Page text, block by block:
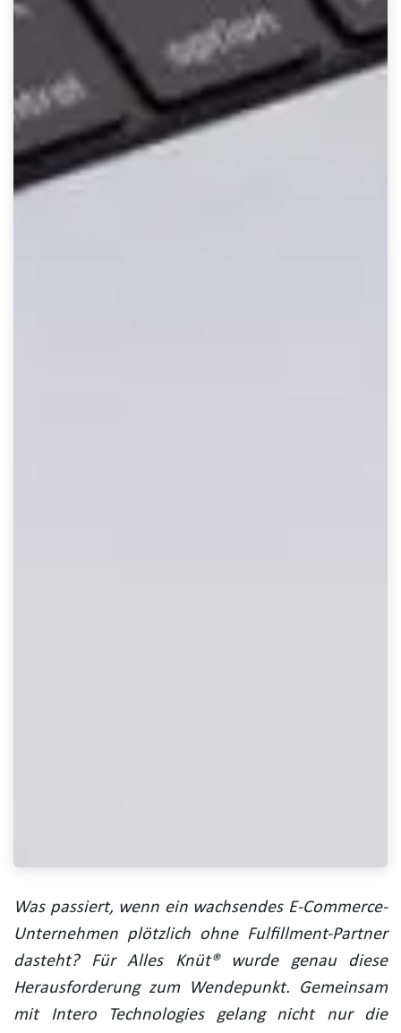
Was passiert, wenn ein wachsendes E-Commerce-
Unternehmen plötzlich ohne Fulfillment-Partner
dasteht? Für Alles Knüt® wurde genau diese
Herausforderung zum Wendepunkt. Gemeinsam
mit Intero Technologies gelang nicht nur die